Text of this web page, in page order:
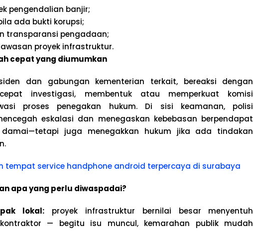
pengendalian banjir;
ada bukti korupsi;
transparansi pengadaan;
proyek infrastruktur.
cepat yang diumumkan
dan gabungan kementerian terkait, bereaksi dengan
investigasi, membentuk atau memperkuat komisi
proses penegakan hukum. Di sisi keamanan, polisi
eskalasi dan menegaskan kebebasan berpendapat
juga menegakkan hukum jika ada tindakan
tempat service handphoneandroid terpercaya di surabaya
apa yang perlu diwaspadai?
lokal: proyek infrastruktur bernilai besar menyentuh
— begitu isu muncul, kemarahan publik mudah